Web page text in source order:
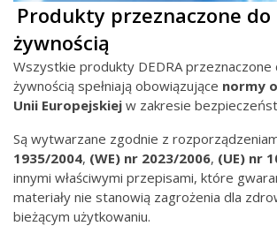
Produkty przeznaczone
żywnością
Wszystkie produkty DEDRA przeznaczone
żywnością spełniają obowiązujące normy
Unii Europejskiej w zakresie
Są wytwarzane zgodnie z
1935/2004, (WE) nr 2023/2006, (UE) nr
innymi właściwymi przepisami, które
materiały nie stanowią zagrożenia dla
bieżącym użytkowaniu.